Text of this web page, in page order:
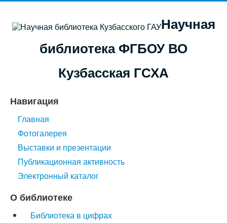
Научная
библиотека ФГБОУ ВО
Кузбасская ГСХА
Навигация
Главная
Фотогалерея
Выставки и презентации
Публикационная активность
Электронный каталог
О библиотеке
Библиотека в цифрах